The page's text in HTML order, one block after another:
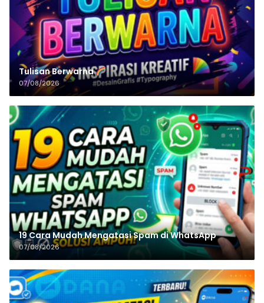
Tulisan‌‌‌‌‌‌‌‌‌‌‌‌‌‌‌‌ Berwarna
07/08/2026
19 Cara Mudah Mengatasi Spam di WhatsApp
07/08/2026